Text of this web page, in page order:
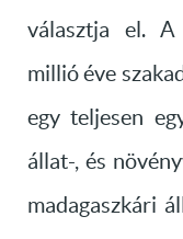
választja el. A
millió éve
egy teljesen
állat-, és
madagaszkári